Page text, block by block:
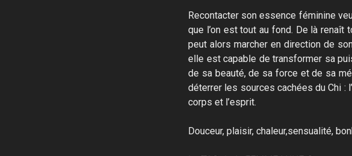
Recontacter son essence féminine
que l’on est tout au fond. De là
peut alors marcher en direction de
elle est capable de transformer sa
de sa beauté, de sa force et de sa
déterrer les sources cachées du Chi :
corps et l’esprit.
Douceur, plaisir, chaleur,sensualité,